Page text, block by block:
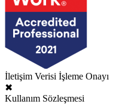
İletişim Verisi İşleme Onayı
✖
Kullanım Sözleşmesi